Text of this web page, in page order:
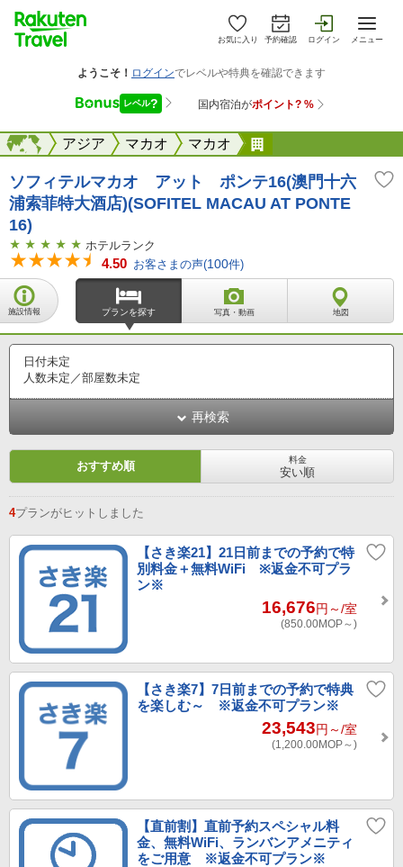
お気に入り 予約確認 ログイン メニュー
海外アジア マカオ マカオ
海外
ソフィテルマカオ アット ポンテ16(澳門十六
浦索菲特大酒店)(SOFITEL MACAU AT PONTE
16)
ホテルランク
4.50 お客さまの声(100件)
施設情報 プランを探す 写真・動画 地図
日付未定
人数未定／部屋数未定
再検索
おすすめ順 料金
安い順
4プランがヒットしました
【さき楽21】21日前までの予約で特
別料金＋無料WiFi ※返金不可プラ
ン※
16,676円～/室
(850.00MOP～)
【さき楽7】7日前までの予約で特典
を楽しむ～ ※返金不可プラン※
23,543円～/室
(1,200.00MOP～)
【直前割】直前予約スペシャル料
金、無料WiFi、ランバンアメニティ
をご用意 ※返金不可プラン※